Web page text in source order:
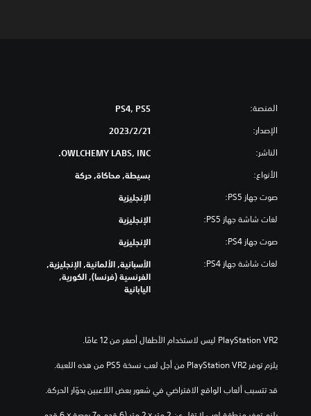
المنصة: PS4, PS5
الإصدار: 21‏/2‏/2023
الناشر: OWLCHEMY LABS, INC.
الأنواع: بسيطة, محاكاة, حركة
صوت جهاز PS5: الإنجليزية
لغات شاشة جهاز PS5: الإنجليزية
صوت جهاز PS4: الإنجليزية
لغات شاشة جهاز PS4:
الأسبانية, الألمانية, الإنجليزية,
الفرنسية (فرنسا), الكورية,
اليابانية
يلزم توفر PlayStation VR2 من أجل لعب نسخة PS5 من هذه اللعبة.
قد تتسبب ألعاب الواقع الافتراضي في شعور بعض اللاعبين بدوّار الحركة.